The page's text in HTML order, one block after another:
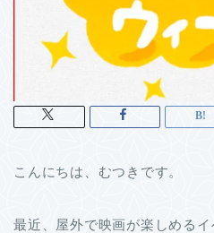
こんにちは、むつきです。
最近、屋外で映画が楽しめる